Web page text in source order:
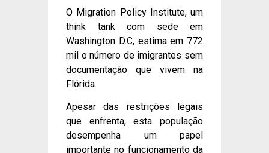
O Migration Policy Institute, um
think tank com sede em
Washington D.C, estima em 772
mil o número de imigrantes sem
documentação que vivem na
Flórida.
Apesar das restrições legais
que enfrenta, esta população
desempenha um papel
importante no funcionamento da